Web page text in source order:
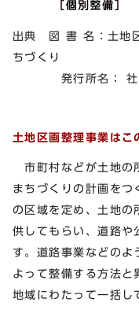
出典 図 書 名：土地
ちづくり
発行所名： 社団
土地区画整理事業はこ
市町村などが土地の
まちづくりの計画をつ
の区域を定め、土地の
供してもらい、道路や
す。道路事業などのよ
よって整備する方法と
地域にわたって一括し